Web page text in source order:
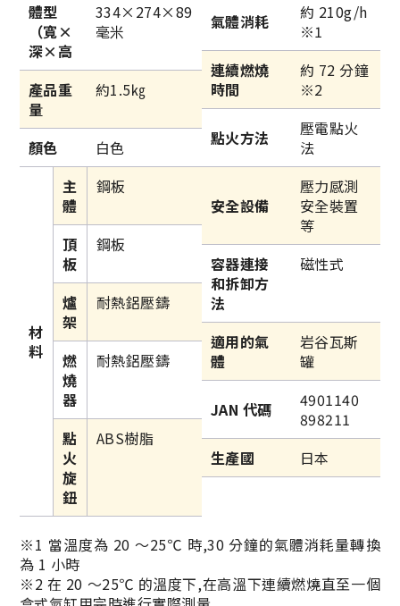
體型
（寬×
深×高
334×274×89
毫米
產品重
量
約1.5㎏
顏色 白色
材
料
主
體
鋼板
頂
板
鋼板
爐
架
耐熱鋁壓鑄
燃
燒
器
耐熱鋁壓鑄
點
火
旋
鈕
ABS樹脂
氣體消耗
約 210g/h
※1
連續燃燒
時間
約 72 分鐘
※2
點火方法
壓電點火
法
安全設備
壓力感測
安全裝置
等
容器連接
和拆卸方
法
磁性式
適用的氣
體
岩谷瓦斯
罐
JAN 代碼
4901140
898211
生產國
日本
※1 當溫度為 20 ～25℃ 時,30 分鐘的氣體消耗量轉換
為 1 小時
※2 在 20 ～25℃ 的溫度下,在高溫下連續燃燒直至一個